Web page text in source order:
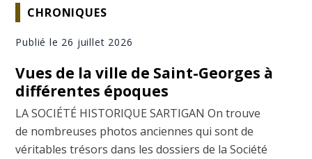
CHRONIQUES
Publié le 26 juillet 2026
Vues de la ville de Saint-Georges à
différentes époques
LA SOCIÉTÉ HISTORIQUE SARTIGAN On trouve
de nombreuses photos anciennes qui sont de
véritables trésors dans les dossiers de la Société